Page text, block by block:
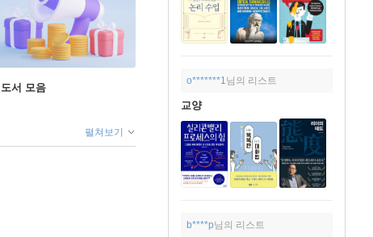
o*******1님의 리스트
교양
b****p님의 리스트
서 모음
펼쳐보기